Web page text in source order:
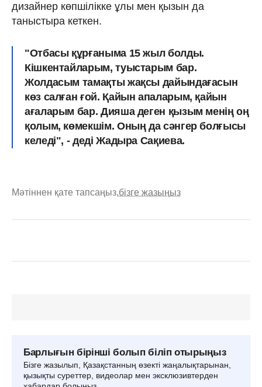
дизайнер көпшілікке ұлы мен қызын да
таныстыра кеткен.
"Отбасы құрғаныма 15 жыл болды.
Кішкентайларым, туыстарым бар.
Жолдасым тамақты жақсы дайындағасын
көз салған ғой. Қайын апаларым, қайын
ағаларым бар. Дияша деген қызым менің оң
қолым, көмекшім. Оның да сәнгер болғысы
келеді", - деді Жадыра Сақиева.
Мәтіннен қате тапсаңыз,бізге жазыңыз
Барлығын бірінші болып біліп отырыңыз
Бізге жазылып, Қазақстанның өзекті жаңалықтарынан,
қызықты суреттер, видеолар мен эксклюзивтерден